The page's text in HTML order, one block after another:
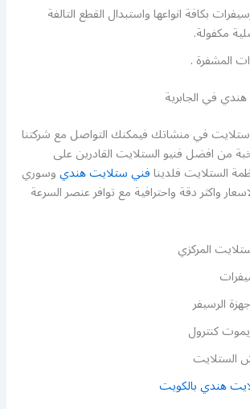
بكافة انواعها واستبدال القطع التالفة
مكفولة.
المشفرة .
في الجابرية
ستلايت في منشاتك فيمكنك التواصل مع شركتنا
من افضل فنيو الستلايت القادرين على
الستلايت فلدينافني ستلايت هنديوسوري
واكثر دقة واحترافية مع توافر عنصر السرعة
المركزي
الرسيفر
كنترول
الستلايت
هندي بالكويت